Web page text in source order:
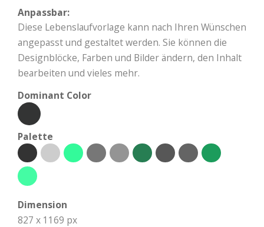
Anpassbar:
Diese Lebenslaufvorlage kann nach Ihren Wünschen
angepasst und gestaltet werden. Sie können die
Designblöcke, Farben und Bilder ändern, den Inhalt
bearbeiten und vieles mehr.
Dominant Color
Palette
Dimension
827 x 1169 px